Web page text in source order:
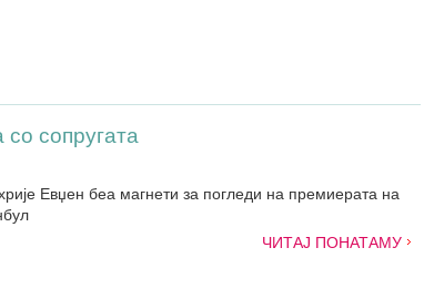
сопругата
Евџен беа магнети за погледи на премиерата на
ЧИТАЈ ПОНАТАМУ